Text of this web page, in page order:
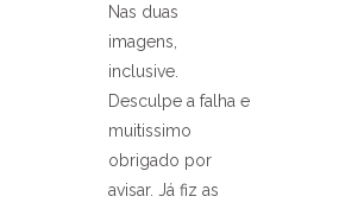
Nas duas
imagens,
inclusive.
Desculpe a falha e
muitissimo
obrigado por
avisar. Já fiz as